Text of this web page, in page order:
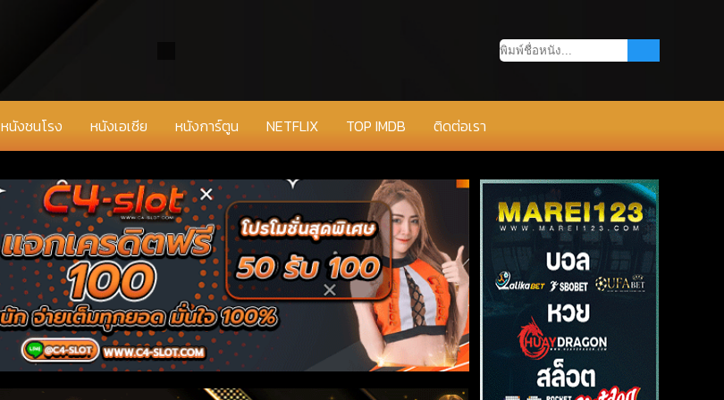
หนังชนโรง หนังเอเชีย หนังการ์ตูน NETFLIX TOP IMDB ติดต่อเรา